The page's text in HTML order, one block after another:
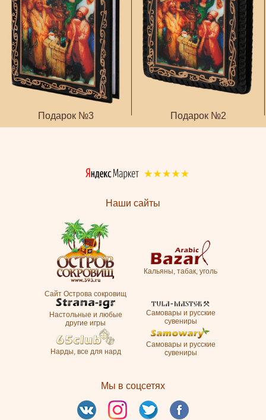
Подарок №3 Подарок №2
Наши сайты
Сайт Острова сокровищ
Кальяны, табак, уголь
Настольные и любые
другие игры
Самовары и русские
сувениры
Нарды, все для нард
Самовары и русские
сувениры
Мы в соцсетях